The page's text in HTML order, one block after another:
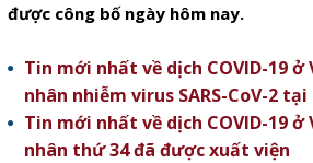
được công bố ngày hôm nay.
Tin mới nhất về dịch COVID-19 ở
nhân nhiễm virus SARS-CoV-2 tại
Tin mới nhất về dịch COVID-19 ở
nhân thứ 34 đã được xuất viện